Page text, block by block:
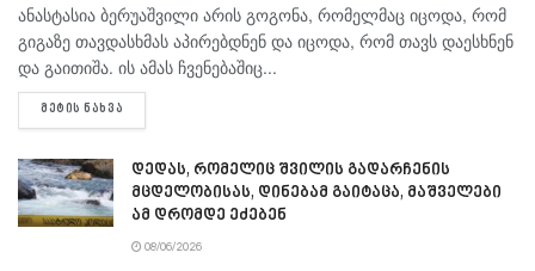
ანასტასია ბერუაშვილი არის გოგონა, რომელმაც იცოდა, რომ
გიგაზე თავდასხმას აპირებდნენ და იცოდა, რომ თავს დაესხნენ
და გაითიშა. ის ამას ჩვენებაშიც...
ᲛᲔᲢᲘᲡ ᲜᲐᲮᲕᲐ
დედას, რომელიც შვილის გადარჩენის
მცდელობისას, დინებამ გაიტაცა, მაშველები
ამ დრომდე ეძებენ
08/06/2026